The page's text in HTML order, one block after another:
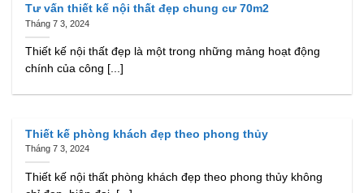
Tư vấn thiết kế nội thất đẹp chung cư 70m2
Tháng 7 3, 2024
Thiết kế nội thất đẹp là một trong những mảng hoạt động
chính của công [...]
Thiết kế phòng khách đẹp theo phong thủy
Tháng 7 3, 2024
Thiết kế nội thất phòng khách đẹp theo phong thủy không